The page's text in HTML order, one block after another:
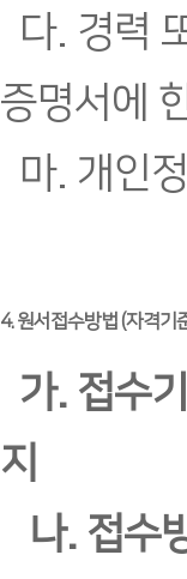
다. 경력
증명서에
마. 개인
4. 원서접수방법 (자격기
가. 접수
지
나. 접수